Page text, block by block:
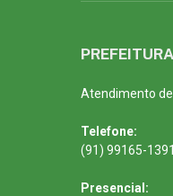
Atendimento
Telefone:
(91) 99165-1391
Presencial: